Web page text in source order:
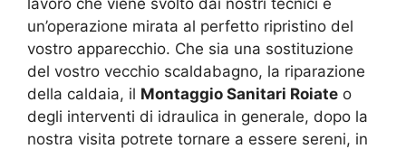
un’operazione mirata al perfetto ripristino del
vostro apparecchio. Che sia una sostituzione
del vostro vecchio scaldabagno, la riparazione
della caldaia, il Montaggio Sanitari Roiate o
degli interventi di idraulica in generale, dopo la
nostra visita potrete tornare a essere sereni, in